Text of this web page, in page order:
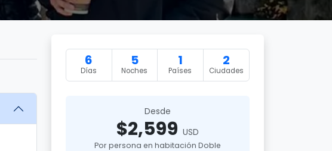
6
Días
5
Noches
1
Países
2
Ciudades
Desde
$2,599 USD
Por persona en habitación Doble